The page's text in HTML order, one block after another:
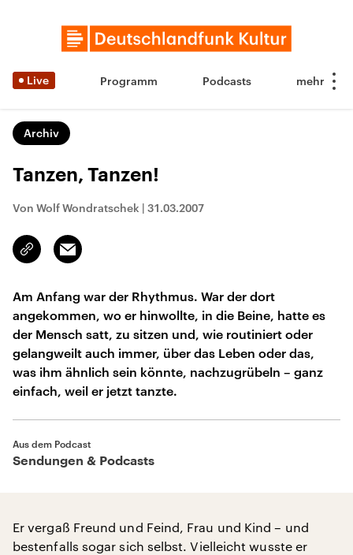
Live Programm Podcasts
Archiv
Tanzen, Tanzen!
Von Wolf Wondratschek | 31.03.2007
Link
kopieren/teilen
Email
Am Anfang war der Rhythmus. War der dort
angekommen, wo er hinwollte, in die Beine, hatte es
der Mensch satt, zu sitzen und, wie routiniert oder
gelangweilt auch immer, über das Leben oder das,
was ihm ähnlich sein könnte, nachzugrübeln – ganz
einfach, weil er jetzt tanzte.
Aus dem Podcast
Sendungen & Podcasts
Er vergaß Freund und Feind, Frau und Kind – und
bestenfalls sogar sich selbst. Vielleicht wusste er